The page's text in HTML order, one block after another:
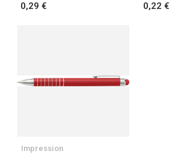
0,29 €
0,22 €
Impression